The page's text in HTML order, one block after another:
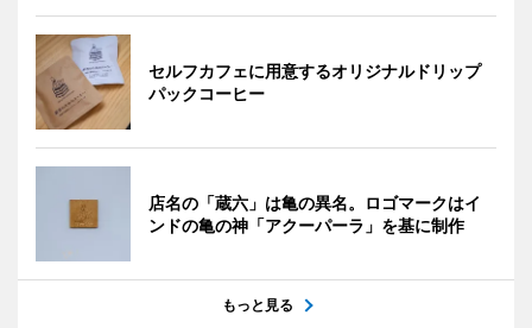
セルフカフェに用意するオリジナルドリップ
パックコーヒー
店名の「蔵六」は亀の異名。ロゴマークはイ
ンドの亀の神「アクーパーラ」を基に制作
もっと見る